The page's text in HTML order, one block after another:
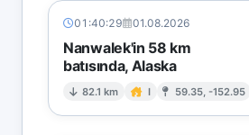
01:40:29 01.08.2026
Nanwalek'in 58 km
batısında, Alaska
82.1 km I 59.35, -152.95